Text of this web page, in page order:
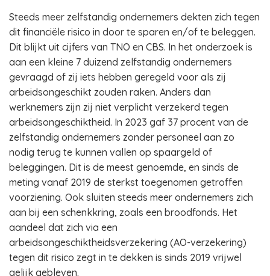
Steeds meer zelfstandig ondernemers dekten zich tegen
dit financiële risico in door te sparen en/of te beleggen.
Dit blijkt uit cijfers van TNO en CBS. In het onderzoek is
aan een kleine 7 duizend zelfstandig ondernemers
gevraagd of zij iets hebben geregeld voor als zij
arbeidsongeschikt zouden raken. Anders dan
werknemers zijn zij niet verplicht verzekerd tegen
arbeidsongeschiktheid. In 2023 gaf 37 procent van de
zelfstandig ondernemers zonder personeel aan zo
nodig terug te kunnen vallen op spaargeld of
beleggingen. Dit is de meest genoemde, en sinds de
meting vanaf 2019 de sterkst toegenomen getroffen
voorziening. Ook sluiten steeds meer ondernemers zich
aan bij een schenkkring, zoals een broodfonds. Het
aandeel dat zich via een
arbeidsongeschiktheidsverzekering (AO-verzekering)
tegen dit risico zegt in te dekken is sinds 2019 vrijwel
gelijk gebleven.